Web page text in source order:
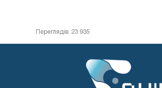
Переглядів: 23 935